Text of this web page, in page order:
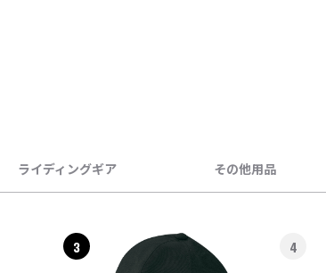
ライディングギア その他用品
3 4